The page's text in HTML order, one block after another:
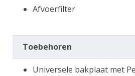
Afvoerfilter
Toebehoren
Universele bakplaat met